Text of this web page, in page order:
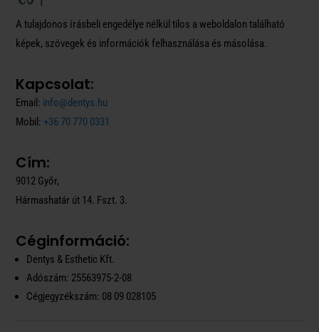
A tulajdonos írásbeli engedélye nélkül tilos a weboldalon található
képek, szövegek és információk felhasználása és másolása.
Kapcsolat:
Email: info@dentys.hu
Mobil: +36 70 770 0331
Cím:
9012 Győr,
Hármashatár út 14. Fszt. 3.
Céginformáció:
Dentys & Esthetic Kft.
Adószám: 25563975-2-08
Cégjegyzékszám: 08 09 028105